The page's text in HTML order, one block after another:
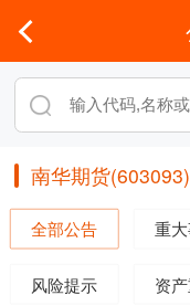
南华期货(603093)
全部公告 重
风险提示 资